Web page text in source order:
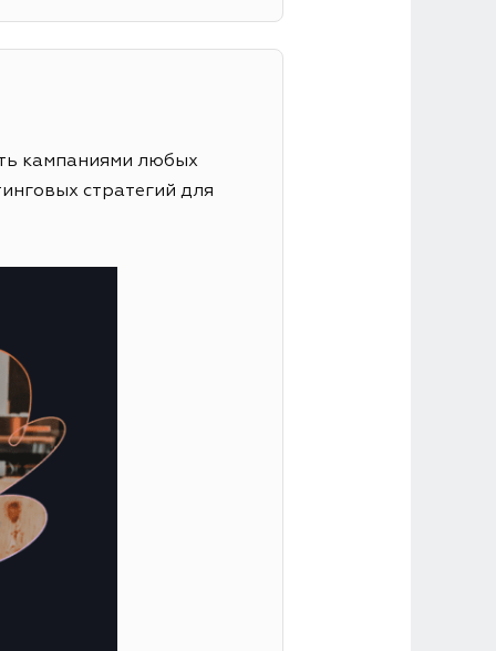
кампаниями любых
стратегий для